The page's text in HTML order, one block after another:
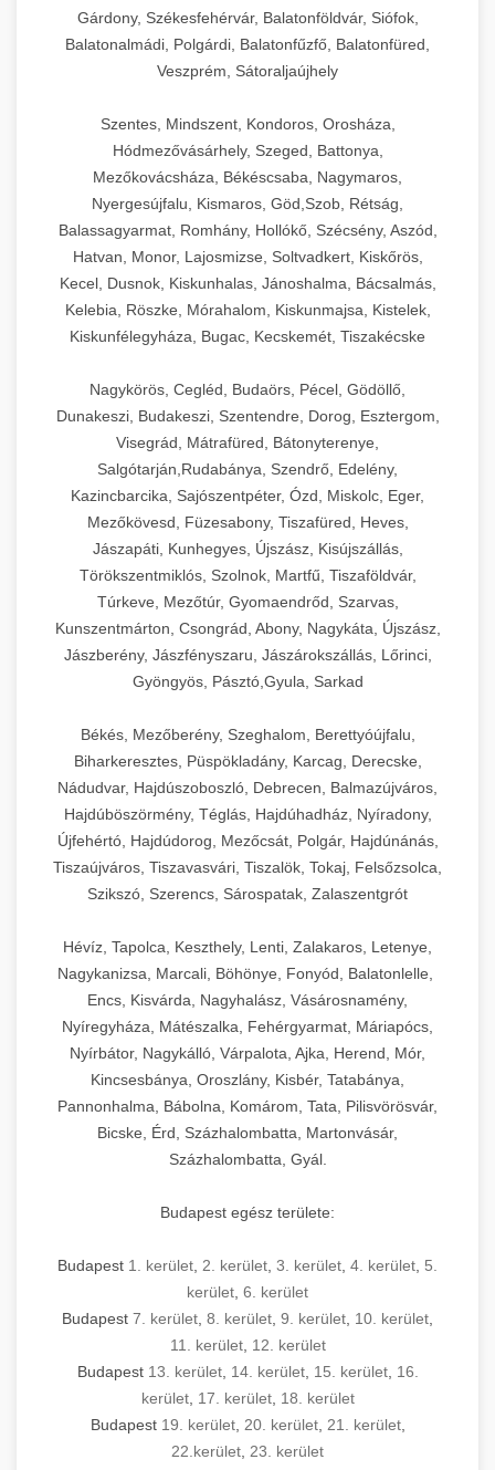
Gárdony, Székesfehérvár, Balatonföldvár, Siófok,
Balatonalmádi, Polgárdi, Balatonfűzfő, Balatonfüred,
Veszprém, Sátoraljaújhely
Szentes, Mindszent, Kondoros, Orosháza,
Hódmezővásárhely, Szeged, Battonya,
Mezőkovácsháza, Békéscsaba, Nagymaros,
Nyergesújfalu, Kismaros, Göd,Szob, Rétság,
Balassagyarmat, Romhány, Hollókő, Szécsény, Aszód,
Hatvan, Monor, Lajosmizse, Soltvadkert, Kiskőrös,
Kecel, Dusnok, Kiskunhalas, Jánoshalma, Bácsalmás,
Kelebia, Röszke, Mórahalom, Kiskunmajsa, Kistelek,
Kiskunfélegyháza, Bugac, Kecskemét, Tiszakécske
Nagykörös, Cegléd, Budaörs, Pécel, Gödöllő,
Dunakeszi, Budakeszi, Szentendre, Dorog, Esztergom,
Visegrád, Mátrafüred, Bátonyterenye,
Salgótarján,Rudabánya, Szendrő, Edelény,
Kazincbarcika, Sajószentpéter, Ózd, Miskolc, Eger,
Mezőkövesd, Füzesabony, Tiszafüred, Heves,
Jászapáti, Kunhegyes, Újszász, Kisújszállás,
Törökszentmiklós, Szolnok, Martfű, Tiszaföldvár,
Túrkeve, Mezőtúr, Gyomaendrőd, Szarvas,
Kunszentmárton, Csongrád, Abony, Nagykáta, Újszász,
Jászberény, Jászfényszaru, Jászárokszállás, Lőrinci,
Gyöngyös, Pásztó,Gyula, Sarkad
Békés, Mezőberény, Szeghalom, Berettyóújfalu,
Biharkeresztes, Püspökladány, Karcag, Derecske,
Nádudvar, Hajdúszoboszló, Debrecen, Balmazújváros,
Hajdúböszörmény, Téglás, Hajdúhadház, Nyíradony,
Újfehértó, Hajdúdorog, Mezőcsát, Polgár, Hajdúnánás,
Tiszaújváros, Tiszavasvári, Tiszalök, Tokaj, Felsőzsolca,
Szikszó, Szerencs, Sárospatak, Zalaszentgrót
Hévíz, Tapolca, Keszthely, Lenti, Zalakaros, Letenye,
Nagykanizsa, Marcali, Böhönye, Fonyód, Balatonlelle,
Encs, Kisvárda, Nagyhalász, Vásárosnamény,
Nyíregyháza, Mátészalka, Fehérgyarmat, Máriapócs,
Nyírbátor, Nagykálló, Várpalota, Ajka, Herend, Mór,
Kincsesbánya, Oroszlány, Kisbér, Tatabánya,
Pannonhalma, Bábolna, Komárom, Tata, Pilisvörösvár,
Bicske, Érd, Százhalombatta, Martonvásár,
Százhalombatta, Gyál.
Budapest egész területe:
Budapest 1. kerület, 2. kerület, 3. kerület, 4. kerület, 5.
kerület, 6. kerület
Budapest 7. kerület, 8. kerület, 9. kerület, 10. kerület,
11. kerület, 12. kerület
Budapest 13. kerület, 14. kerület, 15. kerület, 16.
kerület, 17. kerület, 18. kerület
Budapest 19. kerület, 20. kerület, 21. kerület,
22.kerület, 23. kerület